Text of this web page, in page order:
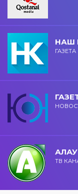
НАШ
ГАЗЕТА
АЛАУ
ТВ